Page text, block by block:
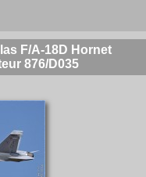
F/A-18D Hornet
876/D035